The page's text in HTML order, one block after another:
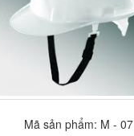
Mã sản phẩm: M - 07